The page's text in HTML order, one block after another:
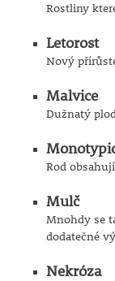
Rostliny
Letorost
Nový
Malvice
Dužnatý
Rod
Mulč
Mnohdy se
dodatečné
Nekróza